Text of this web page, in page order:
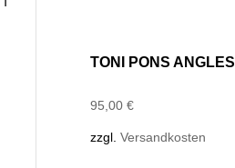
TONI PONS ANGLES
95,00 €
zzgl. Versandkosten